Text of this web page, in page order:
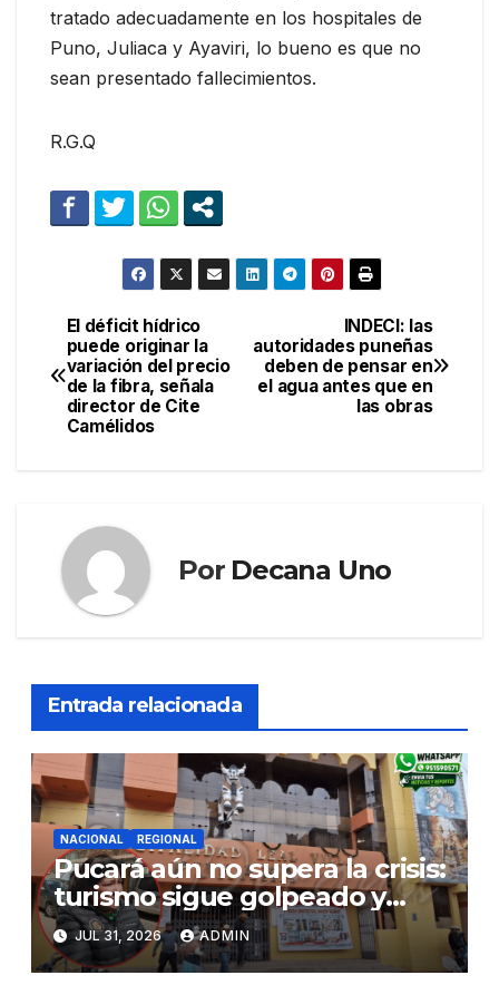
tratado adecuadamente en los hospitales de
Puno, Juliaca y Ayaviri, lo bueno es que no
sean presentado fallecimientos.
R.G.Q
Navegación
de
entradas
INDECI: las
autoridades puneñas
deben de pensar en
el agua antes que en
las obras
El déficit hídrico
puede originar la
variación del precio
de la fibra, señala
director de Cite
Camélidos
Por Decana Uno
Entrada relacionada
NACIONAL REGIONAL
Pucará aún no supera la crisis:
turismo sigue golpeado y
alcaldesa exige al nuevo
Gobierno fondos para obras
JUL 31, 2026 ADMIN